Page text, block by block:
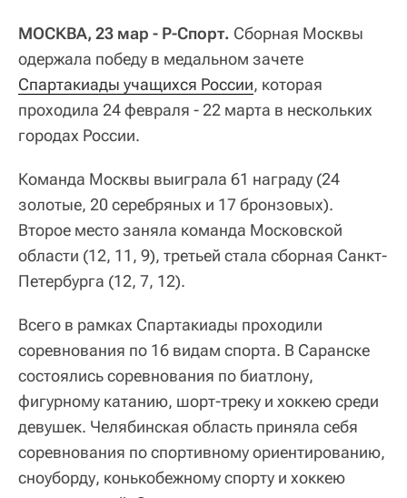
МОСКВА, 23 мар - Р-Спорт. Сборная Москвы
одержала победу в медальном зачете
Спартакиады учащихся России, которая
проходила 24 февраля - 22 марта в нескольких
городах России.
Команда Москвы выиграла 61 награду (24
золотые, 20 серебряных и 17 бронзовых).
Второе место заняла команда Московской
области (12, 11, 9), третьей стала сборная Санкт-
Петербурга (12, 7, 12).
Всего в рамках Спартакиады проходили
соревнования по 16 видам спорта. В Саранске
состоялись соревнования по биатлону,
фигурному катанию, шорт-треку и хоккею среди
девушек. Челябинская область приняла себя
соревнования по спортивному ориентированию,
сноуборду, конькобежному спорту и хоккею